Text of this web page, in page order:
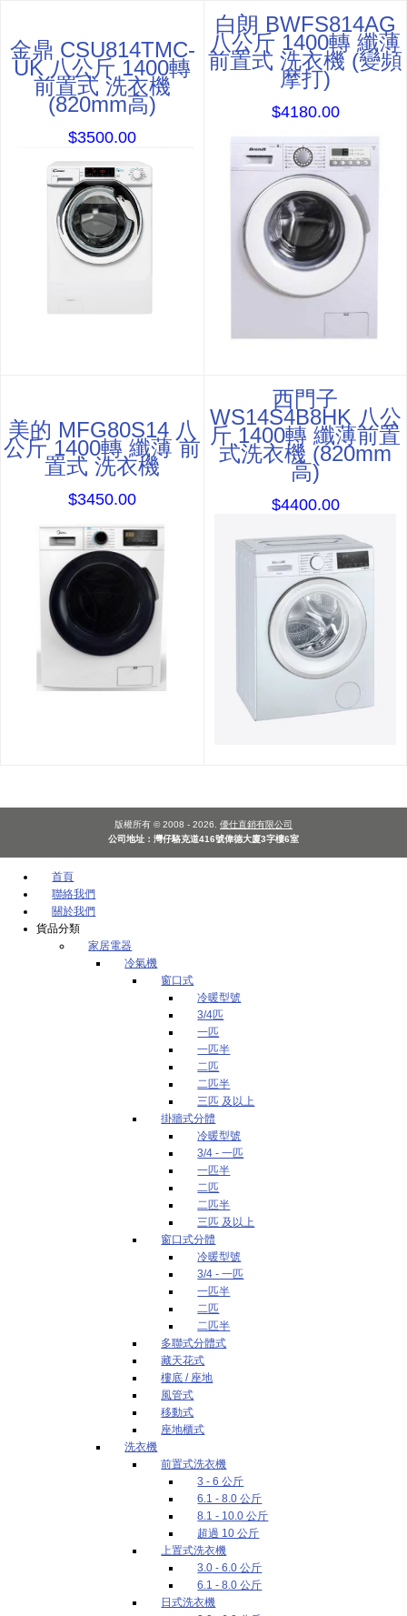
金鼎 CSU814TMC-
UK 八公斤 1400轉
前置式 洗衣機
(820mm高)
$3500.00
白朗 BWFS814AG
八公斤 1400轉 纖薄
前置式 洗衣機 (變頻
摩打)
$4180.00
美的 MFG80S14 八
公斤 1400轉 纖薄 前
置式 洗衣機
$3450.00
西門子
WS14S4B8HK 八公
斤 1400轉 纖薄前置
式洗衣機 (820mm
高)
$4400.00
版權所有 © 2008 - 2026. 優仕直銷有限公司
公司地址：灣仔駱克道416號偉德大廈3字樓6室
首頁
聯絡我們
關於我們
貨品分類
家居電器
冷氣機
窗口式
冷暖型號
3/4匹
一匹
一匹半
二匹
二匹半
三匹 及以上
掛牆式分體
冷暖型號
3/4 - 一匹
一匹半
二匹
二匹半
三匹 及以上
窗口式分體
冷暖型號
3/4 - 一匹
一匹半
二匹
二匹半
多聯式分體式
藏天花式
樓底 / 座地
風管式
移動式
座地櫃式
洗衣機
前置式洗衣機
3 - 6 公斤
6.1 - 8.0 公斤
8.1 - 10.0 公斤
超過 10 公斤
上置式洗衣機
3.0 - 6.0 公斤
6.1 - 8.0 公斤
日式洗衣機